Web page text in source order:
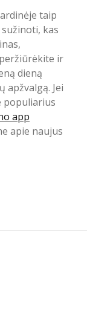
taip
kas
ir
dieną
apžvalgą. Jei
populiarius
app
apie naujus